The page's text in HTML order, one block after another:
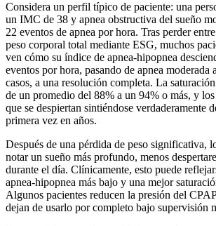
Considera un perfil típico de paciente: una
un IMC de 38 y apnea obstructiva del sueño
22 eventos de apnea por hora. Tras perder
peso corporal total mediante ESG, muchos
ven cómo su índice de apnea-hipopnea
eventos por hora, pasando de apnea moderada
casos, a una resolución completa. La
de un promedio del 88% a un 94% o más, y
que se despiertan sintiéndose verdaderamente
primera vez en años.
Después de una pérdida de peso significativa,
notar un sueño más profundo, menos
durante el día. Clínicamente, esto puede
apnea-hipopnea más bajo y una mejor
Algunos pacientes reducen la presión del
dejan de usarlo por completo bajo supervisión